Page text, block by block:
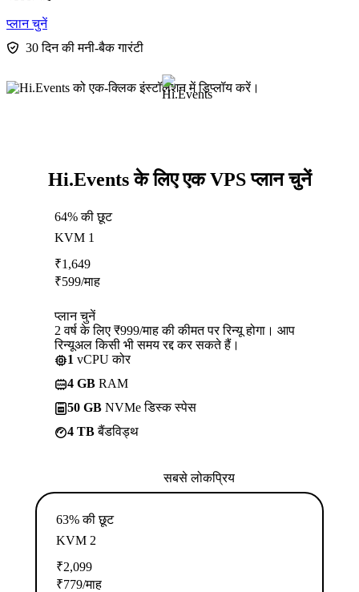
प्लान चुनें
30 दिन की मनी-बैक गारंटी
Hi.Events के लिए एक VPS प्लान चुनें
64% की छूट
KVM 1
₹1,649
₹599/माह
प्लान चुनें
2 वर्ष के लिए ₹999/माह की कीमत पर रिन्यू होगा। आप
रिन्यूअल किसी भी समय रद्द कर सकते हैं।
1 vCPU कोर
4 GB RAM
50 GB NVMe डिस्क स्पेस
4 TBबैंडविड्थ
सबसे लोकप्रिय
63% की छूट
KVM 2
₹2,099
₹779/माह